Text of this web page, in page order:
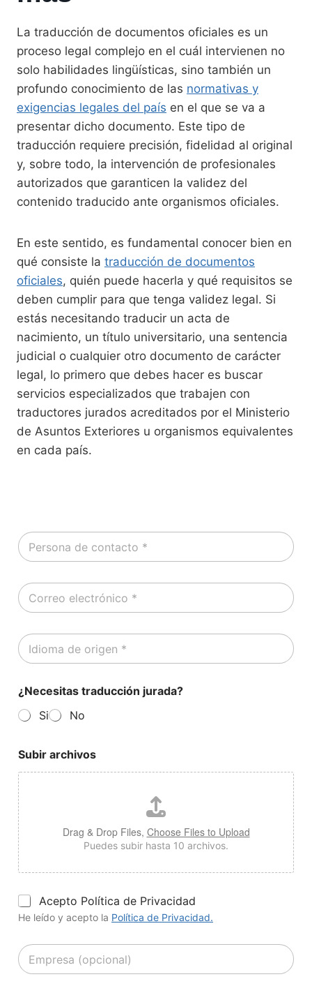
La traducción de documentos oficiales es un
proceso legal complejo en el cuál intervienen no
solo habilidades lingüísticas, sino también un
profundo conocimiento de las normativas y
exigencias legales del país en el que se va a
presentar dicho documento. Este tipo de
traducción requiere precisión, fidelidad al original
y, sobre todo, la intervención de profesionales
autorizados que garanticen la validez del
contenido traducido ante organismos oficiales.
En este sentido, es fundamental conocer bien en
qué consiste la traducción de documentos
oficiales, quién puede hacerla y qué requisitos se
deben cumplir para que tenga validez legal. Si
estás necesitando traducir un acta de
nacimiento, un título universitario, una sentencia
judicial o cualquier otro documento de carácter
legal, lo primero que debes hacer es buscar
servicios especializados que trabajen con
traductores jurados acreditados por el Ministerio
de Asuntos Exteriores u organismos equivalentes
en cada país.
P
e
o
n
e
C
t
a
c
o
*
C
o
e
o
e
c
t
ó
n
i
c
o
*
I
d
m
a
d
r
i
g
e
n
*
¿Necesitas traducción jurada?
Si
No
Subir archivos
Drag & Drop Files, Choose Files to Upload
Puedes subir hasta 10 archivos.
P
o
t
i
Acepto Política de Privacidad
He leído y acepto la Política de Privacidad.
E
m